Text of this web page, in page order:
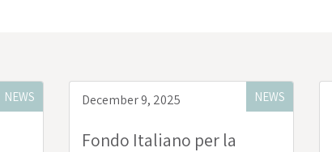
NEWS NEWS
December 9, 2025
Fondo Italiano per la